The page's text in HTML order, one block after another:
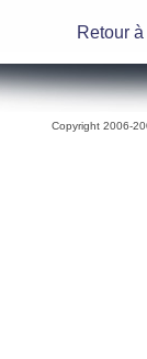
Retour
Copyright 2006-